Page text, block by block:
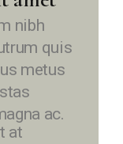
nibh
quis
metus
ac.
at